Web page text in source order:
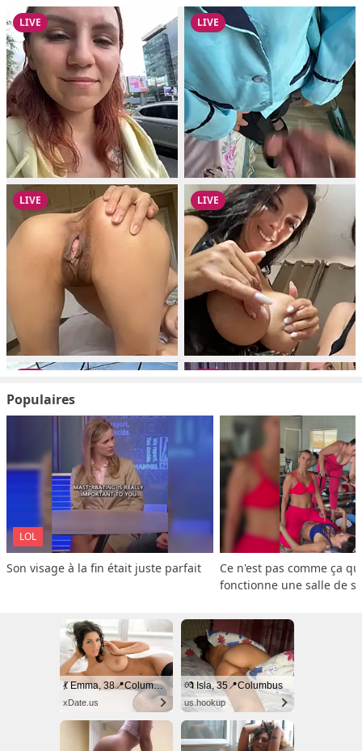
Populaires
LOL
Son visage à la fin était juste parfait
Ce n'est pas comme ça
fonctionne une salle de